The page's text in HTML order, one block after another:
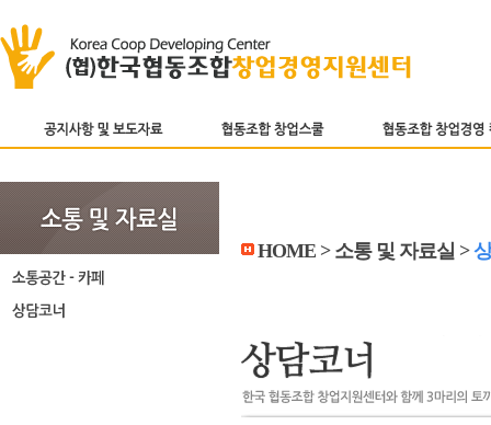
HOME > 소통 및 자료실 >